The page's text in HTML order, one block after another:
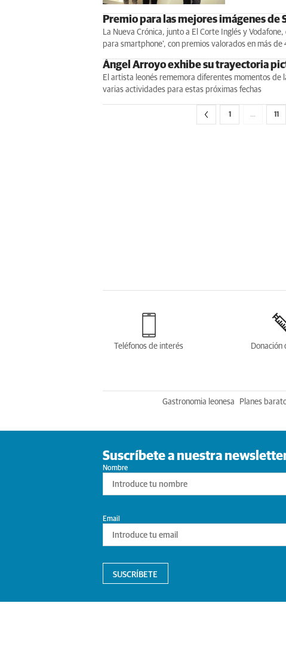
Premio para las mejores imágenes de
La Nueva Crónica, junto a El Corte Inglés y
para smartphone', con premios valorados en más
Ángel Arroyo exhibe su trayectoria
El artista leonés rememora diferentes momentos de
varias actividades para estas próximas fechas
1 … 11
Teléfonos de interés Donación
Gastronomia leonesa Planes
Suscríbete a nuestra
Nombre
Email
SUSCRÍBETE